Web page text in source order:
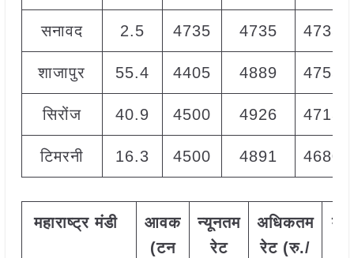
सनावद 2.5 4735 4735 4735
शाजापुर 55.4 4405 4889 4755
सिरोंज 40.9 4500 4926 4713
टिमरनी 16.3 4500 4891 4680
महाराष्ट्र मंडी
आवक
(टन
न्यूनतम
रेट
अधिकतम
रेट (रु./